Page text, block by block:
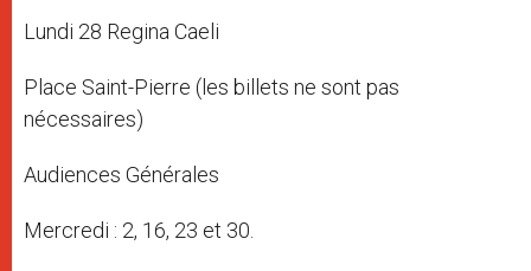
Lundi 28 Regina Caeli
Place Saint-Pierre (les billets ne sont pas
nécessaires)
Audiences Générales
Mercredi : 2, 16, 23 et 30.